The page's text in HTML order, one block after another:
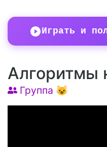
Играть и
Алгоритмы
Группа 😺